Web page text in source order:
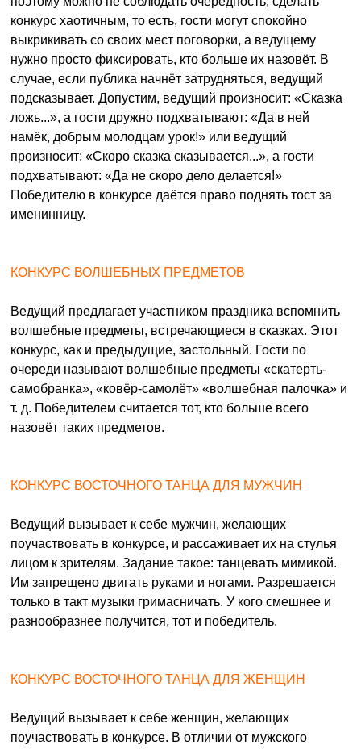
конкурс хаотичным, то есть, гости могут спокойно
выкрикивать со своих мест поговорки, а ведущему
нужно просто фиксировать, кто больше их назовёт. В
случае, если публика начнёт затрудняться, ведущий
подсказывает. Допустим, ведущий произносит: «Сказка
ложь...», а гости дружно подхватывают: «Да в ней
намёк, добрым молодцам урок!» или ведущий
произносит: «Скоро сказка сказывается...», а гости
подхватывают: «Да не скоро дело делается!»
Победителю в конкурсе даётся право поднять тост за
именинницу.
КОНКУРС ВОЛШЕБНЫХ ПРЕДМЕТОВ
Ведущий предлагает участником праздника вспомнить
волшебные предметы, встречающиеся в сказках. Этот
конкурс, как и предыдущие, застольный. Гости по
очереди называют волшебные предметы «скатерть-
самобранка», «ковёр-самолёт» «волшебная палочка» и
т. д. Победителем считается тот, кто больше всего
назовёт таких предметов.
КОНКУРС ВОСТОЧНОГО ТАНЦА ДЛЯ МУЖЧИН
Ведущий вызывает к себе мужчин, желающих
поучаствовать в конкурсе, и рассаживает их на стулья
лицом к зрителям. Задание такое: танцевать мимикой.
Им запрещено двигать руками и ногами. Разрешается
только в такт музыки гримасничать. У кого смешнее и
разнообразнее получится, тот и победитель.
КОНКУРС ВОСТОЧНОГО ТАНЦА ДЛЯ ЖЕНЩИН
Ведущий вызывает к себе женщин, желающих
поучаствовать в конкурсе. В отличии от мужского